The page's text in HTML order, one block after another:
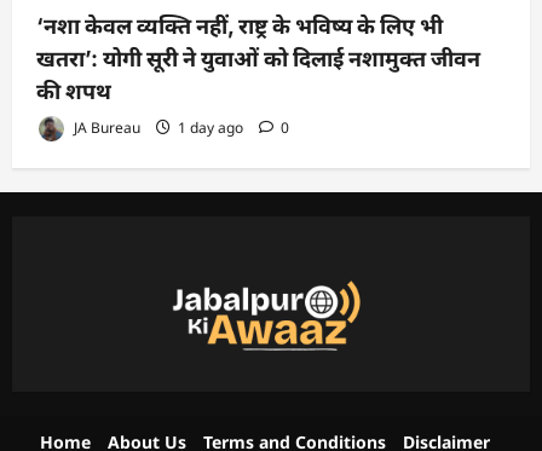
‘नशा केवल व्यक्ति नहीं, राष्ट्र के भविष्य के लिए भी
खतरा’: योगी सूरी ने युवाओं को दिलाई नशामुक्त जीवन
की शपथ
JA Bureau 1 day ago 0
Home About Us Terms and Conditions Disclaimer